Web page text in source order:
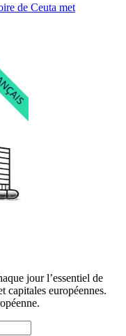
de Ceuta met
jour l’essentiel de
capitales européennes.